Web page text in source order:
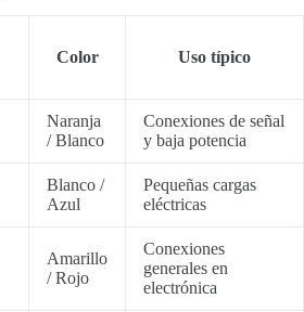
Color Uso típico
Naranja
/ Blanco
Conexiones de señal
y baja potencia
Blanco /
Azul
Pequeñas cargas
eléctricas
Amarillo
/ Rojo
Conexiones
generales en
electrónica